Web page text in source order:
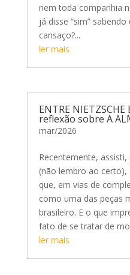
nem toda companhia
já disse “sim”
cansaço?...
ler mais
ENTRE
reflexão sobre A
mar/2026
Recentemente,
(não lembro ao certo),
que, em vias de
como uma das peças
brasileiro. E o que
fato de se tratar de
ler mais